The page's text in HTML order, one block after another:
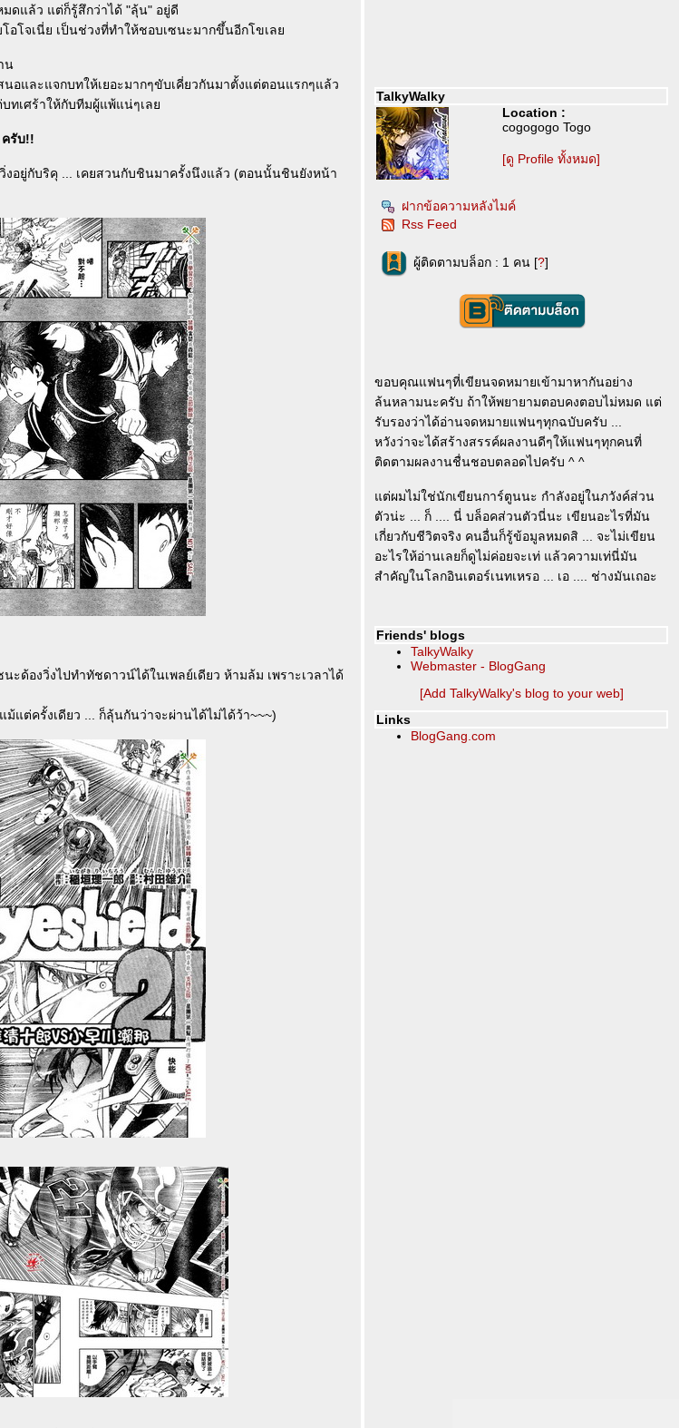
มดแล้ว แต่ก็รู้สึกว่าได้ "ลุ้น" อยู่ดี
อโจเนี่ย เป็นช่วงที่ทำให้ชอบเซนะมากขึ้นอีกโขเล
น
นอและแจกบทให้เยอะมากๆขับเคี่ยวกันมาตั้งแต่ตอนแรกๆแล้ว
ทเศร้าให้กับทีมผู้แพ้แน่ๆเล
รับ!!
งอยู่กับริคุ ... เคยสวนกับชินมาครั้งนึงแล้ว (ตอนนั้นชินยังหน้า
ะด้องวิ่งไปทำทัชดาวน์ได้ในเพลย์เดียว ห้ามล้ม เพราะเวลาได้
แต่ครั้งเดียว ... ก็ลุ้นกันว่าจะผ่านได้ไม่ได้ว้า~~~)
TalkyWalky
Location :
cogogogo Togo
[ดู Profile ทั้งหมด]
ฝากข้อความหลังไมค์
Rss Feed
ผู้ติดตามบล็อก : 1 คน [?]
ขอบคุณแฟนๆที่เขียนจดหมายเข้ามาหากันอย่าง
ล้นหลามนะครับ ถ้าให้พยายามตอบคงตอบไม่หมด แต่
รับรองว่าได้อ่านจดหมายแฟนๆทุกฉบับครับ ...
หวังว่าจะได้สร้างสรรค์ผลงานดีๆให้แฟนๆทุกคนที่
ติดตามผลงานชื่นชอบตลอดไปครับ ^ ^
ต่ผมไม่ใช่นักเขียนการ์ตูนนะ กำลังอยู่ในภวังค์ส่วน
ตัวน่ะ ... ก็ .... นี่ บล็อคส่วนตัวนี่นะ เขียนอะไรที่มัน
เกี่ยวกับชีวิตจริง คนอื่นก็รู้ข้อมูลหมดสิ ... จะไม่เขียน
อะไรให้อ่านเลยก็ดูไม่ค่อยจะเท่ แล้วความเท่นี่มัน
สำคัญในโลกอินเตอร์เนทเหรอ ... เอ .... ช่างมันเถอะ
Friends' blogs
TalkyWalky
Webmaster - BlogGang
[Add TalkyWalky's blog to your web]
Links
BlogGang.com